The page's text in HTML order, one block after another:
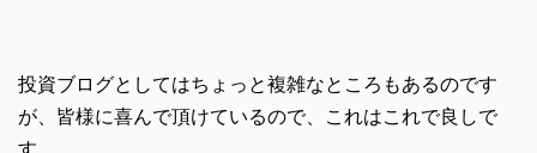
投資ブログとしてはちょっと複雑なところもあるのです
が、皆様に喜んで頂けているので、これはこれで良しで
す。